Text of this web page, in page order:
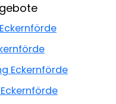
Eckernförde